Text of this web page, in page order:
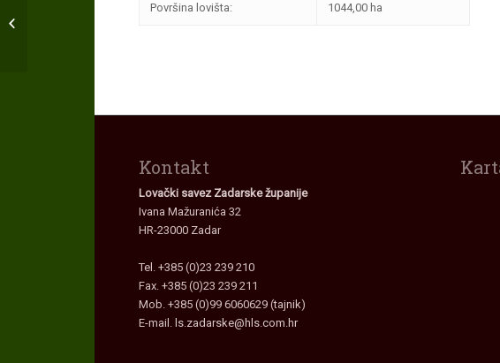
Površina lovišta: 1044,00 ha
kartu
Kontakt
Lovački savez Zadarske županije
Ivana Mažuranića 32
HR-23000 Zadar
Tel. +385 (0)23 239 210
Fax. +385 (0)23 239 211
Mob. +385 (0)99 6060629 (tajnik)
E-mail. ls.zadarske@hls.com.hr